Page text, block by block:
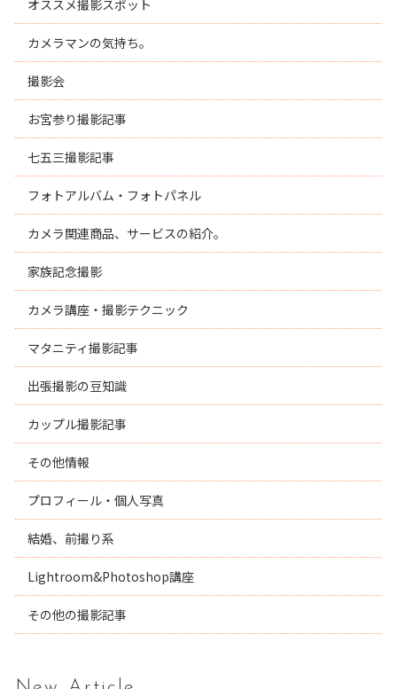
オススメ撮影スポット
カメラマンの気持ち。
撮影会
お宮参り撮影記事
七五三撮影記事
フォトアルバム・フォトパネル
カメラ関連商品、サービスの紹介。
家族記念撮影
カメラ講座・撮影テクニック
マタニティ撮影記事
出張撮影の豆知識
カップル撮影記事
その他情報
プロフィール・個人写真
結婚、前撮り系
Lightroom&Photoshop講座
その他の撮影記事